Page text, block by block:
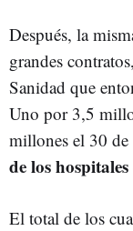
Después, la
grandes
Sanidad que
Uno por 3,5
millones el 30
de los
El total de los